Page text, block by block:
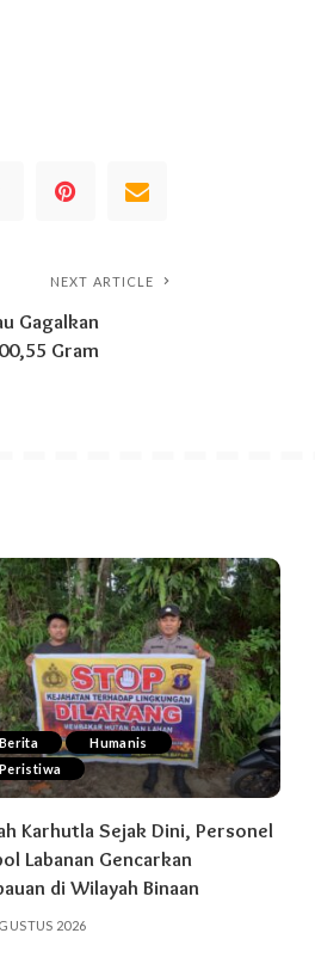
NEXT ARTICLE
Gagalkan
Gram
Berita
Humanis
Peristiwa
Karhutla Sejak Dini, Personel
Labanan Gencarkan
di Wilayah Binaan
2026